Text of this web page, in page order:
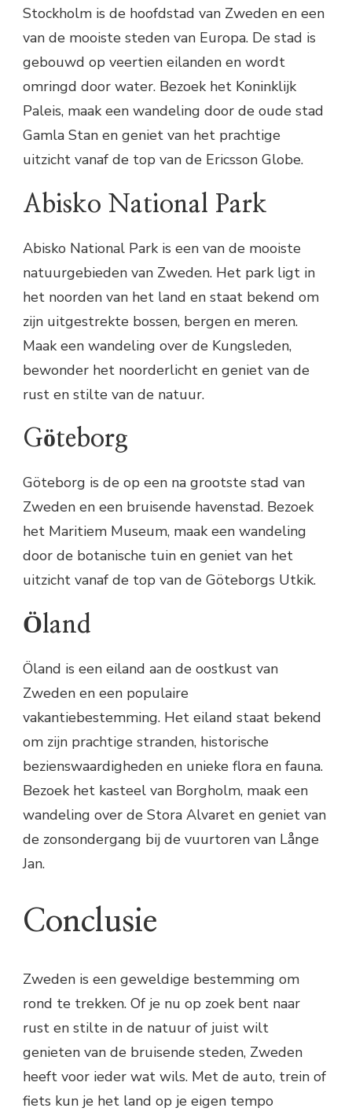
Stockholm is de hoofdstad van Zweden en een
van de mooiste steden van Europa. De stad is
gebouwd op veertien eilanden en wordt
omringd door water. Bezoek het Koninklijk
Paleis, maak een wandeling door de oude stad
Gamla Stan en geniet van het prachtige
uitzicht vanaf de top van de Ericsson Globe.
Abisko National Park
Abisko National Park is een van de mooiste
natuurgebieden van Zweden. Het park ligt in
het noorden van het land en staat bekend om
zijn uitgestrekte bossen, bergen en meren.
Maak een wandeling over de Kungsleden,
bewonder het noorderlicht en geniet van de
rust en stilte van de natuur.
Göteborg
Göteborg is de op een na grootste stad van
Zweden en een bruisende havenstad. Bezoek
het Maritiem Museum, maak een wandeling
door de botanische tuin en geniet van het
uitzicht vanaf de top van de Göteborgs Utkik.
Öland
Öland is een eiland aan de oostkust van
Zweden en een populaire
vakantiebestemming. Het eiland staat bekend
om zijn prachtige stranden, historische
bezienswaardigheden en unieke flora en fauna.
Bezoek het kasteel van Borgholm, maak een
wandeling over de Stora Alvaret en geniet van
de zonsondergang bij de vuurtoren van Långe
Jan.
Conclusie
Zweden is een geweldige bestemming om
rond te trekken. Of je nu op zoek bent naar
rust en stilte in de natuur of juist wilt
genieten van de bruisende steden, Zweden
heeft voor ieder wat wils. Met de auto, trein of
fiets kun je het land op je eigen tempo